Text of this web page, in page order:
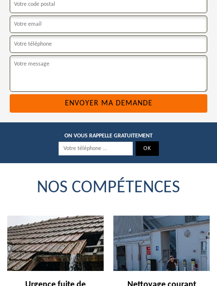
ON VOUS RAPPELLE GRATUITEMENT
NOS COMPÉTENCES